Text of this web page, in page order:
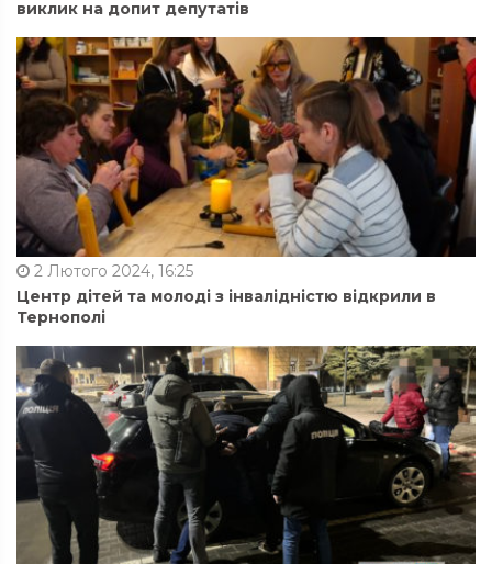
виклик на допит депутатів
2 Лютого 2024, 16:25
Центр дітей та молоді з інвалідністю відкрили в
Тернополі